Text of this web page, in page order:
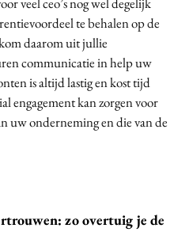
te behalen op de
kom daarom uit jullie
communicatie in help uw
is altijd lastig en kost tijd
engagement kan zorgen voor
uw onderneming en die van de
zo overtuig je de